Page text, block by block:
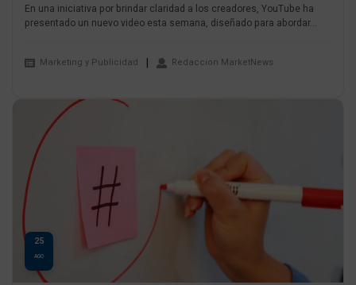
En una iniciativa por brindar claridad a los creadores, YouTube ha
presentado un nuevo video esta semana, diseñado para abordar...
Marketing y Publicidad Redaccion MarketNews
25
AGO